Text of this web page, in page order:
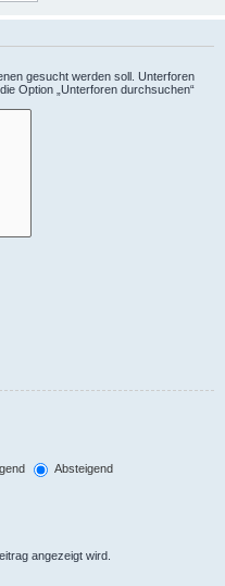
gesucht werden soll. Unterforen
Option „Unterforen durchsuchen“
Absteigend
angezeigt wird.